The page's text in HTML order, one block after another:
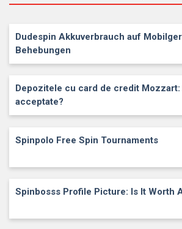
Dudespin Akkuverbrauch auf
Behebungen
Depozitele cu card de credit Mozzart:
acceptate?
Spinpolo Free Spin Tournaments
Spinbosss Profile Picture: Is It Worth